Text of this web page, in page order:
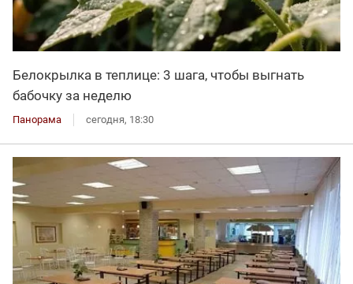
Белокрылка в теплице: 3 шага, чтобы выгнать
бабочку за неделю
Панорама сегодня, 18:30